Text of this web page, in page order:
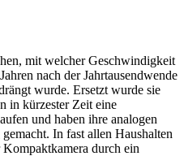
mit welcher Geschwindigkeit
nach der Jahrtausendwende
wurde. Ersetzt wurde sie
in kürzester Zeit eine
und haben ihre analogen
In fast allen Haushalten
durch ein